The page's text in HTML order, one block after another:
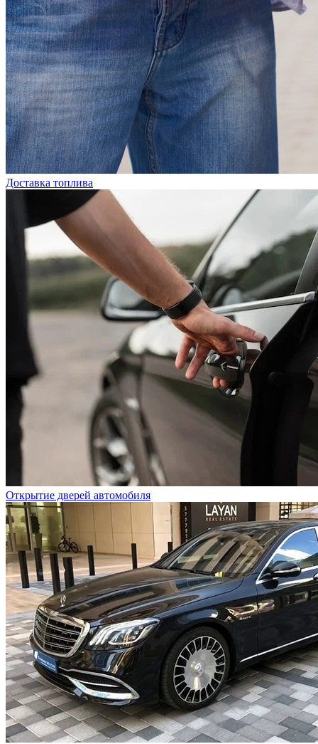
Доставка топлива
Открытие дверей автомобиля